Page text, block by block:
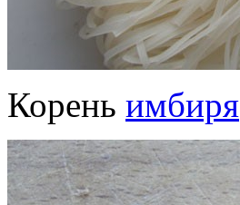
Корень имбиря